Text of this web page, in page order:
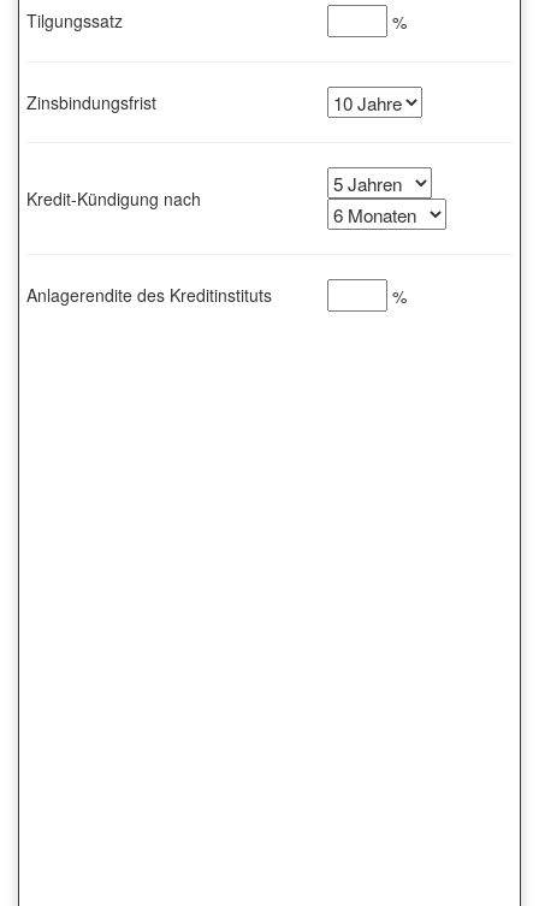
Tilgungssatz %
Zinsbindungsfrist
Kredit-Kündigung nach
Anlagerendite des Kreditinstituts %